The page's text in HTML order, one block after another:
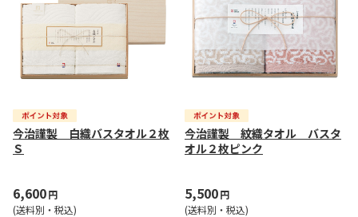
今治謹製 白織バスタオル２枚
Ｓ
6,600円
(送料別・税込)
今治謹製 紋織タオル バスタ
オル２枚ピンク
5,500円
(送料別・税込)